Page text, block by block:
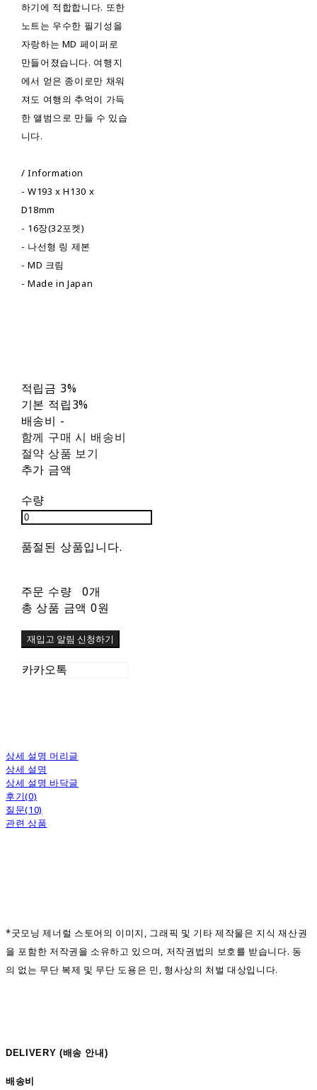
하기에 적합합니다. 또한
노트는 우수한 필기성을
자랑하는 MD 페이퍼로
만들어졌습니다. 여행지
에서 얻은 종이로만 채워
져도 여행의 추억이 가득
한 앨범으로 만들 수 있습
니다.
/ Information
- W193 x H130 x
D18mm
- 16장(32포켓)
- 나선형 링 제본
- MD 크림
- Made in Japan
적립금 3%
기본 적립3%
배송비 -
함께 구매 시 배송비
절약 상품 보기
추가 금액
수량
품절된 상품입니다.
주문 수량
0개
총 상품 금액 0원
재입고 알림 신청하기
카카오톡
상세 설명 머리글
상세 설명
상세 설명 바닥글
후기(0)
질문(10)
관련 상품
*굿모닝 제너럴 스토어의 이미지, 그래픽 및 기타 제작물은 지식 재산권
을 포함한 저작권을 소유하고 있으며, 저작권법의 보호를 받습니다. 동
의 없는 무단 복제 및 무단 도용은 민, 형사상의 처벌 대상입니다.
DELIVERY (배송 안내)
배송비